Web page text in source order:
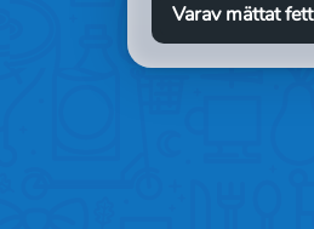
Varav mättat fett